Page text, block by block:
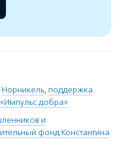
Норникель, поддержка
добра»
и
фонд Константина